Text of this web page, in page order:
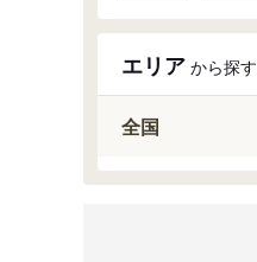
エリア から探す
全国